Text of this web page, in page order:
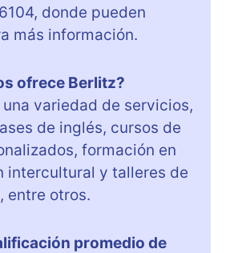
donde pueden
más información.
ofrece Berlitz?
variedad de servicios,
de inglés, cursos de
formación en
intercultural y talleres de
entre otros.
promedio de